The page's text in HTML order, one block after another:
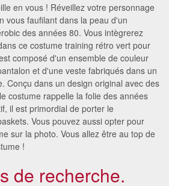
en vous ! Réveillez votre personnage
vous faufilant dans la peau d'un
des années 80. Vous intègrerez
ce costume training rétro vert pour
composé d'un ensemble de couleur
et d'une veste fabriqués dans un
Conçu dans un design original avec des
costume rappelle la folie des années
il est primordial de porter le
Vous pouvez aussi opter pour
sur la photo. Vous allez être au top de
!
de recherche.